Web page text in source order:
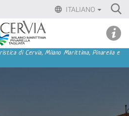
ITALIANO
di Cervia, Milano Marittima, Pinarella e